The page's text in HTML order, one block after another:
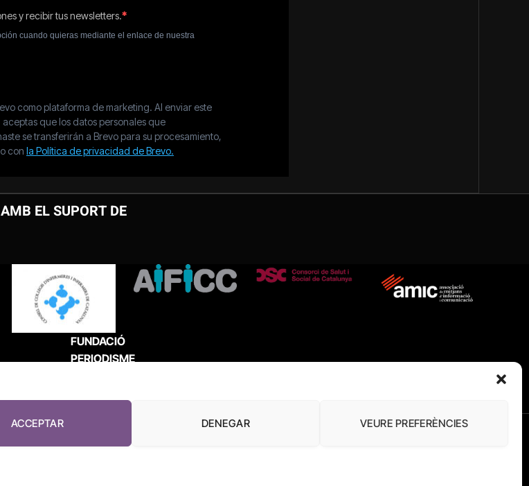
ACCEPTAR DENEGAR VEURE PREFERÈNCIES
AMB EL SUPORT DE
FUNDACIÓ
PERIODISME